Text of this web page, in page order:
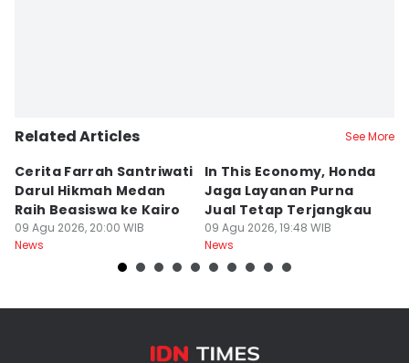
Related Articles See More
Cerita Farrah Santriwati
Darul Hikmah Medan
Raih Beasiswa ke Kairo
09 Agu 2026, 20:00 WIB
News
In This Economy, Honda
Jaga Layanan Purna
Jual Tetap Terjangkau
09 Agu 2026, 19:48 WIB
News